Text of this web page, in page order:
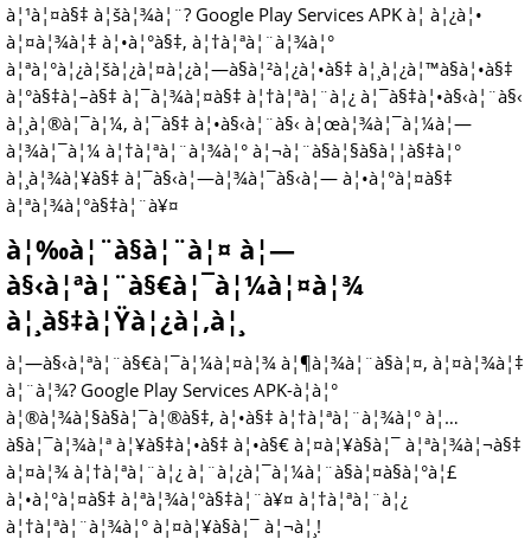
à¦¹à¦¤à§‡ à¦šà¦¾à¦¨? Google Play Services APK à¦ à¦¿à¦•
à¦¤à¦¾à¦‡ à¦•à¦°à§‡, à¦†à¦ªà¦¨à¦¾à¦°
à¦ªà¦°à¦¿à¦šà¦¿à¦¤à¦¿à¦—à§à¦²à¦¿à¦•à§‡ à¦¸à¦¿à¦™à§à¦•à§‡
à¦°à§‡à¦–à§‡ à¦¯à¦¾à¦¤à§‡ à¦†à¦ªà¦¨à¦¿ à¦¯à§‡à¦•à§‹à¦¨à§‹
à¦¸à¦®à¦¯à¦¼, à¦¯à§‡ à¦•à§‹à¦¨à§‹ à¦œà¦¾à¦¯à¦¼à¦—
à¦¾à¦¯à¦¼ à¦†à¦ªà¦¨à¦¾à¦° à¦¬à¦¨à§à¦§à§à¦¦à§‡à¦°
à¦¸à¦¾à¦¥à§‡ à¦¯à§‹à¦—à¦¾à¦¯à§‹à¦— à¦•à¦°à¦¤à§‡
à¦ªà¦¾à¦°à§‡à¦¨à¥¤
à¦‰à¦¨à§à¦¨à¦¤ à¦—
à§‹à¦ªà¦¨à§€à¦¯à¦¼à¦¤à¦¾
à¦¸à§‡à¦Ÿà¦¿à¦‚à¦¸
à¦—à§‹à¦ªà¦¨à§€à¦¯à¦¼à¦¤à¦¾ à¦¶à¦¾à¦¨à§à¦¤, à¦¤à¦¾à¦‡
à¦¨à¦¾? Google Play Services APK-à¦à¦°
à¦®à¦¾à¦§à§à¦¯à¦®à§‡, à¦•à§‡ à¦†à¦ªà¦¨à¦¾à¦° à¦…
à§à¦¯à¦¾à¦ª à¦¥à§‡à¦•à§‡ à¦•à§€ à¦¤à¦¥à§à¦¯ à¦ªà¦¾à¦¬à§‡
à¦¤à¦¾ à¦†à¦ªà¦¨à¦¿ à¦¨à¦¿à¦¯à¦¼à¦¨à§à¦¤à§à¦°à¦£
à¦•à¦°à¦¤à§‡ à¦ªà¦¾à¦°à§‡à¦¨à¥¤ à¦†à¦ªà¦¨à¦¿
à¦†à¦ªà¦¨à¦¾à¦° à¦¤à¦¥à§à¦¯ à¦¬à¦¸!